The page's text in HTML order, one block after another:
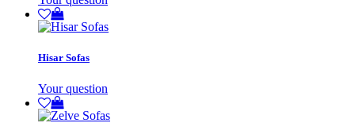
Hisar Sofas
Your question